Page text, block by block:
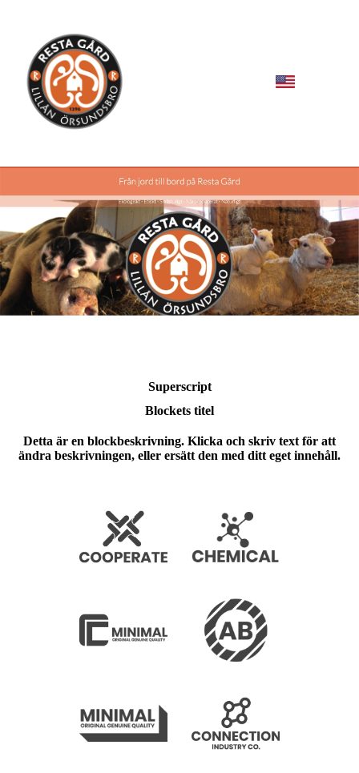
Superscript
Blockets titel
Detta är en blockbeskrivning. Klicka och skriv text för att
ändra beskrivningen, eller ersätt den med ditt eget innehåll.